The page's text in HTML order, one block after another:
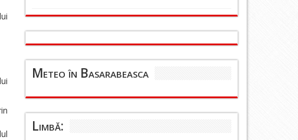
Meteo în Basarabeasca
Limbă: